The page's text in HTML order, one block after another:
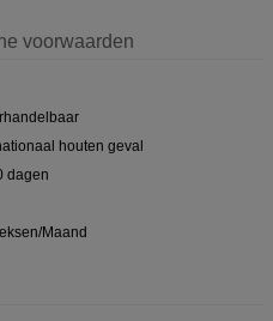
voorwaarden
houten geval
dagen
Maand